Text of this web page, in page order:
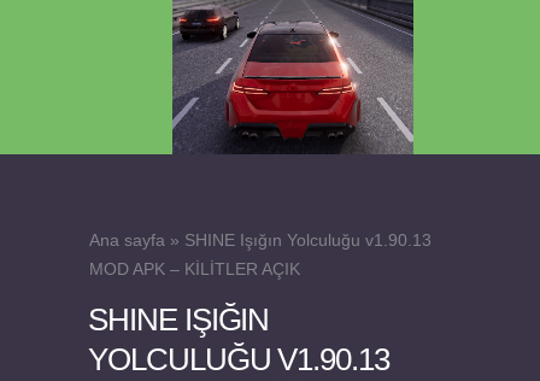
Ana sayfa » SHINE Işığın Yolculuğu v1.90.13
MOD APK – KİLİTLER AÇIK
SHINE IŞIĞIN
YOLCULUĞU V1.90.13